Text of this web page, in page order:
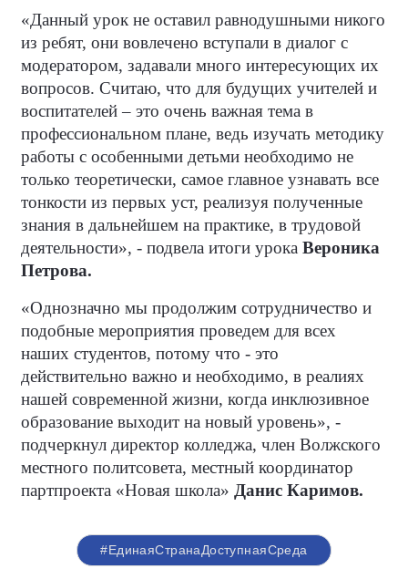
«Данный урок не оставил равнодушными никого
из ребят, они вовлечено вступали в диалог с
модератором, задавали много интересующих их
вопросов. Считаю, что для будущих учителей и
воспитателей – это очень важная тема в
профессиональном плане, ведь изучать методику
работы с особенными детьми необходимо не
только теоретически, самое главное узнавать все
тонкости из первых уст, реализуя полученные
знания в дальнейшем на практике, в трудовой
деятельности», - подвела итоги урока Вероника
Петрова.
«Однозначно мы продолжим сотрудничество и
подобные мероприятия проведем для всех
наших студентов, потому что - это
действительно важно и необходимо, в реалиях
нашей современной жизни, когда инклюзивное
образование выходит на новый уровень», -
подчеркнул директор колледжа, член Волжского
местного политсовета, местный координатор
партпроекта «Новая школа» Данис Каримов.
#ЕдинаяСтранаДоступнаяСреда